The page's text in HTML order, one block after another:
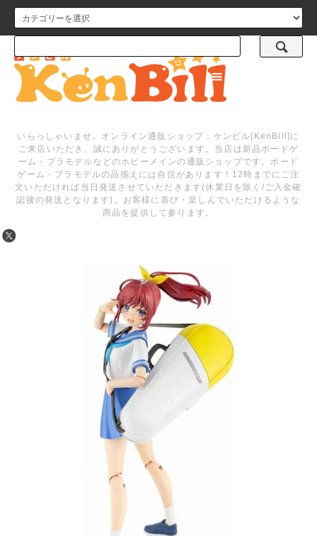
メニュー
いらっしゃいませ。オンライン通販ショップ：ケンビル[KenBill]に
ご来店いただき、誠にありがとうございます。当店は新品ボードゲ
ーム・プラモデルなどのホビーメインの通販ショップです。ボード
ゲーム・プラモデルの品揃えには自信があります！12時までにご注
文いただければ当日発送させていただきます(休業日を除く/ご入金確
認後の発送となります)。お客様に喜び・楽しんでいただけるような
商品を提供して参ります。